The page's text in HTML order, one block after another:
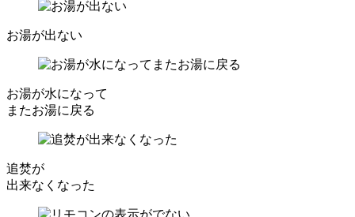
お湯が出ない
お湯が水になって
またお湯に戻る
追焚が
出来なくなった